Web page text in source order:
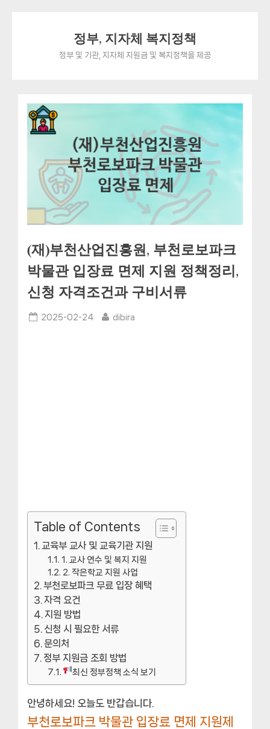
정부, 지자체 복지정책
정부 및 기관, 지자체 지원금 및 복지정책을 제공
(재)부천산업진흥원, 부천로보파크
박물관 입장료 면제 지원 정책정리,
신청 자격조건과 구비서류
Posted
2025-02-24 By
dibira
Table of Contents
교육부 교사 및 교육기관 지원
1. 교사 연수 및 복지 지원
2. 작은학교 지원 사업
부천로보파크 무료 입장 혜택
자격 요건
지원 방법
신청 시 필요한 서류
문의처
정부 지원금 조회 방법
최신 정부정책 소식 보기
안녕하세요! 오늘도 반갑습니다.
부천로보파크 박물관 입장료 면제 지원제